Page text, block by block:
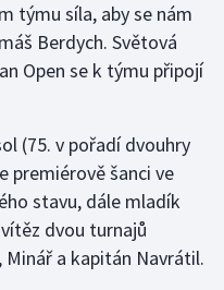
týmu síla, aby se nám
Berdych. Světová
Open se k týmu připojí
(75. v pořadí dvouhry
premiérově šanci ve
stavu, dále mladík
dvou turnajů
a kapitán Navrátil.